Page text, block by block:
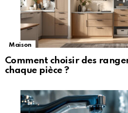
Maison
Comment choisir des
chaque pièce ?